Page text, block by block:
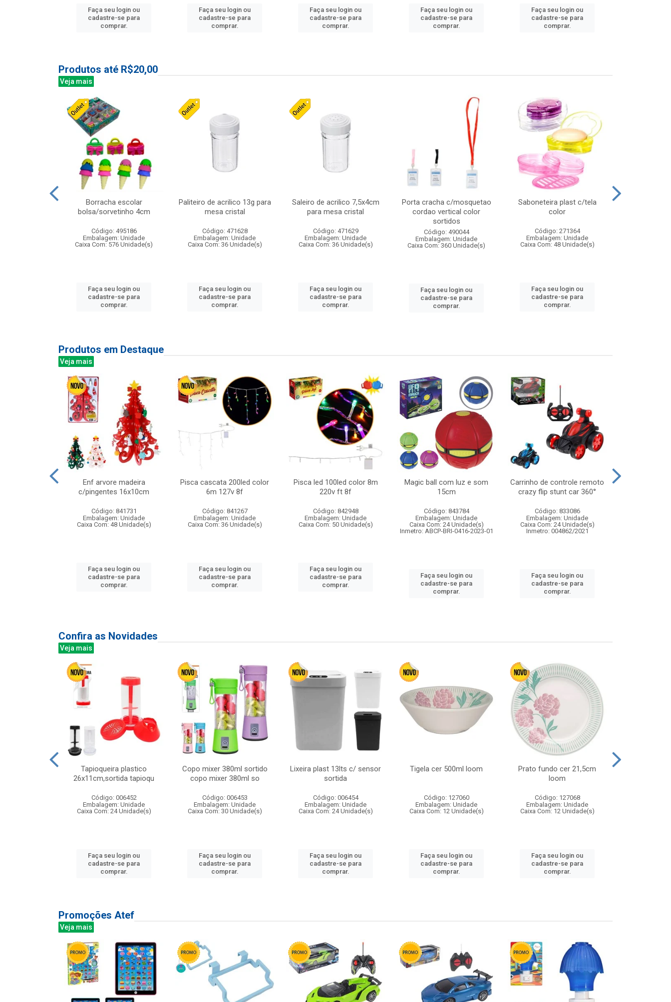
Faça seu login ou
cadastre-se para
comprar.
Faça seu login ou
cadastre-se para
comprar.
Faça seu login ou
cadastre-se para
comprar.
Faça seu login ou
cadastre-se para
comprar.
Faça seu login ou
cadastre-se para
comprar.
Produtos até R$20,00
Veja mais
Borracha escolar
bolsa/sorvetinho 4cm
Código: 495186
Embalagem: Unidade
Caixa Com: 576 Unidade(s)
Faça seu login ou
cadastre-se para
comprar.
Paliteiro de acrilico 13g para
mesa cristal
Código: 471628
Embalagem: Unidade
Caixa Com: 36 Unidade(s)
Faça seu login ou
cadastre-se para
comprar.
Saleiro de acrilico 7,5x4cm
para mesa cristal
Código: 471629
Embalagem: Unidade
Caixa Com: 36 Unidade(s)
Faça seu login ou
cadastre-se para
comprar.
Porta cracha c/mosquetao
cordao vertical color
sortidos
Código: 490044
Embalagem: Unidade
Caixa Com: 360 Unidade(s)
Faça seu login ou
cadastre-se para
comprar.
Saboneteira plast c/tela
color
Código: 271364
Embalagem: Unidade
Caixa Com: 48 Unidade(s)
Faça seu login ou
cadastre-se para
comprar.
Produtos em Destaque
Veja mais
Enf arvore madeira
c/pingentes 16x10cm
Código: 841731
Embalagem: Unidade
Caixa Com: 48 Unidade(s)
Faça seu login ou
cadastre-se para
comprar.
Pisca cascata 200led color
6m 127v 8f
Código: 841267
Embalagem: Unidade
Caixa Com: 36 Unidade(s)
Faça seu login ou
cadastre-se para
comprar.
Pisca led 100led color 8m
220v ft 8f
Código: 842948
Embalagem: Unidade
Caixa Com: 50 Unidade(s)
Faça seu login ou
cadastre-se para
comprar.
Magic ball com luz e som
15cm
Código: 843784
Embalagem: Unidade
Caixa Com: 24 Unidade(s)
Inmetro: ABCP-BRI-0416-2023-01
Faça seu login ou
cadastre-se para
comprar.
Carrinho de controle remoto
crazy flip stunt car 360°
Código: 833086
Embalagem: Unidade
Caixa Com: 24 Unidade(s)
Inmetro: 004862/2021
Faça seu login ou
cadastre-se para
comprar.
Confira as Novidades
Veja mais
Tapioqueira plastico
26x11cm,sortida tapioqu
Código: 006452
Embalagem: Unidade
Caixa Com: 24 Unidade(s)
Faça seu login ou
cadastre-se para
comprar.
Copo mixer 380ml sortido
copo mixer 380ml so
Código: 006453
Embalagem: Unidade
Caixa Com: 30 Unidade(s)
Faça seu login ou
cadastre-se para
comprar.
Lixeira plast 13lts c/ sensor
sortida
Código: 006454
Embalagem: Unidade
Caixa Com: 24 Unidade(s)
Faça seu login ou
cadastre-se para
comprar.
Tigela cer 500ml loom
Código: 127060
Embalagem: Unidade
Caixa Com: 12 Unidade(s)
Faça seu login ou
cadastre-se para
comprar.
Prato fundo cer 21,5cm
loom
Código: 127068
Embalagem: Unidade
Caixa Com: 12 Unidade(s)
Faça seu login ou
cadastre-se para
comprar.
Promoções Atef
Veja mais